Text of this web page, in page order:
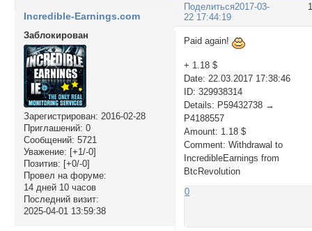
Поделиться2017-03-
22 17:44:19
Incredible-Earnings.com
Заблокирован
Зарегистрирован: 2016-02-28
Приглашений: 0
Сообщений: 5721
Уважение: [+1/-0]
Позитив: [+0/-0]
Провел на форуме:
14 дней 10 часов
Последний визит:
2025-04-01 13:59:38
Paid again!
+ 1.18 $
Date: 22.03.2017 17:38:46
ID: 329938314
Details: P59432738 →
P4188557
Amount: 1.18 $
Comment: Withdrawal to
IncredibleEarnings from
BtcRevolution
0